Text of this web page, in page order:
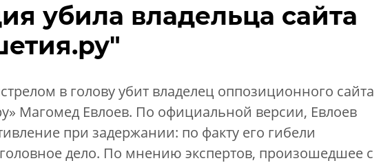
Конференции
Маркет
убила владельца сайта
в голову убит владелец оппозиционного сайта
Магомед Евлоев. По официальной версии, Евлоев
при задержании: по факту его гибели
дело. По мнению экспертов, произошедшее с